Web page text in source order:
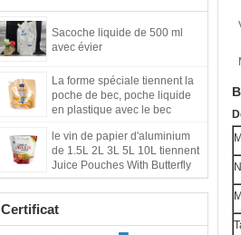
Sacoche liquide de 500 ml
avec évier
La forme spéciale tiennent la
poche de bec, poche liquide
en plastique avec le bec
le vin de papier d'aluminium
de 1.5L 2L 3L 5L 10L tiennent
Juice Pouches With Butterfly
Valve
Certificat